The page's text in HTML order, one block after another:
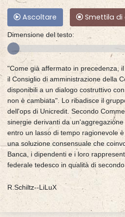
Ascoltare Smettila
Dimensione del testo:
"Come già affermato in precedenza,
il Consiglio di amministrazione della
disponibili a un dialogo costruttivo
non è cambiata". Lo ribadisce il
dell'ops di Unicredit. Secondo
sinergie derivanti da
entro un lasso di tempo ragionevole
una soluzione consensuale che
Banca, i dipendenti e i loro
federale tedesco in qualità di
R.Schiltz--LiLuX